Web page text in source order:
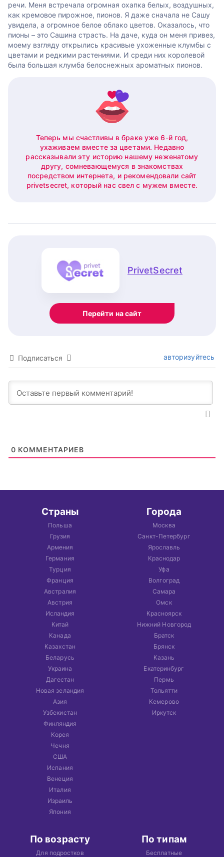
речи. Меня встречала огромная охапка белых, воздушных,
как кремовое пирожное, пионов. Я даже сначала не Сашу
увидела, а огромное белое облако цветов. Оказалось, что
пионы – это Сашина страсть. На даче, куда он меня привез,
моему взгляду открылись красивые ухоженные клумбы с
цветами и редкими растениями. И среди них королевой
была большая клумба белоснежных ароматных пионов.
Теперь мы счастливы в браке уже 6-й год,
ухаживаем вместе за цветами. Недавно
рассказывали эту историю нашему неженатому
другу, сомневающемуся в знакомствах
посредством интернета, и рекомендовали сайт
privetsecret, который нас свел с мужем вместе.
PrivetSecret
Перейти на сайт
Подписаться авторизуйтесь
0 КОММЕНТАРИЕВ
Страны
Польша
Грузия
Армения
Германия
Турция
Франция
Австралия
Австрия
Исландия
Китай
Канада
Казахстан
Беларусь
Украина
Дагестан
Новая зеландия
Азия
Узбекистан
Финляндия
Корея
Чечня
США
Испания
Венеция
Италия
Израиль
Япония
Города
Москва
Санкт-Петербург
Ярославль
Краснодар
Уфа
Волгоград
Самара
Омск
Красноярск
Нижний Новгород
Братск
Брянск
Казань
Екатеринбург
Пермь
Тольятти
Кемерово
Иркутск
По возрасту
Для подростков
По типам
Бесплатные